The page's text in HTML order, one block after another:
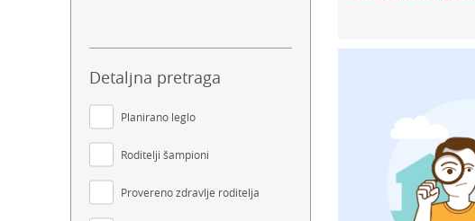
Detaljna pretraga
Planirano leglo
Roditelji šampioni
Provereno zdravlje roditelja